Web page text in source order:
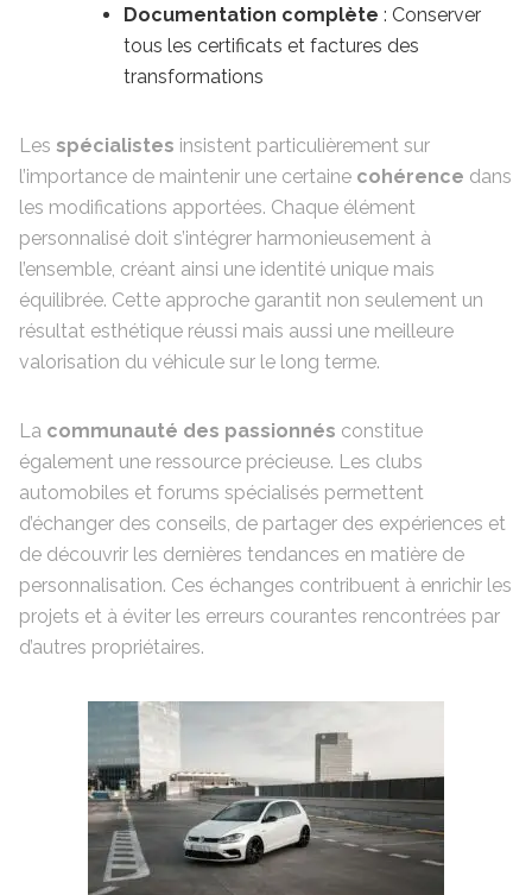
Documentation complète : Conserver
tous les certificats et factures des
transformations
Les spécialistes insistent particulièrement sur
l’importance de maintenir une certaine cohérence dans
les modifications apportées. Chaque élément
personnalisé doit s’intégrer harmonieusement à
l’ensemble, créant ainsi une identité unique mais
équilibrée. Cette approche garantit non seulement un
résultat esthétique réussi mais aussi une meilleure
valorisation du véhicule sur le long terme.
La communauté des passionnés constitue
également une ressource précieuse. Les clubs
automobiles et forums spécialisés permettent
d’échanger des conseils, de partager des expériences et
de découvrir les dernières tendances en matière de
personnalisation. Ces échanges contribuent à enrichir les
projets et à éviter les erreurs courantes rencontrées par
d’autres propriétaires.